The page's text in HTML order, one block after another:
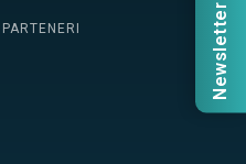
PARTENERI Newsletter